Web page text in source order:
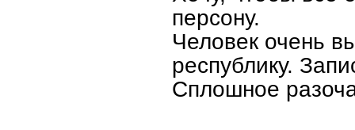
персону.
Человек очень
республику.
Сплошное